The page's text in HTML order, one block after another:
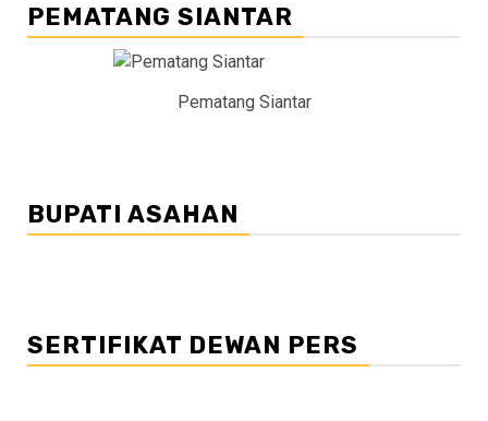
PEMATANG SIANTAR
Pematang Siantar
BUPATI ASAHAN
SERTIFIKAT DEWAN PERS